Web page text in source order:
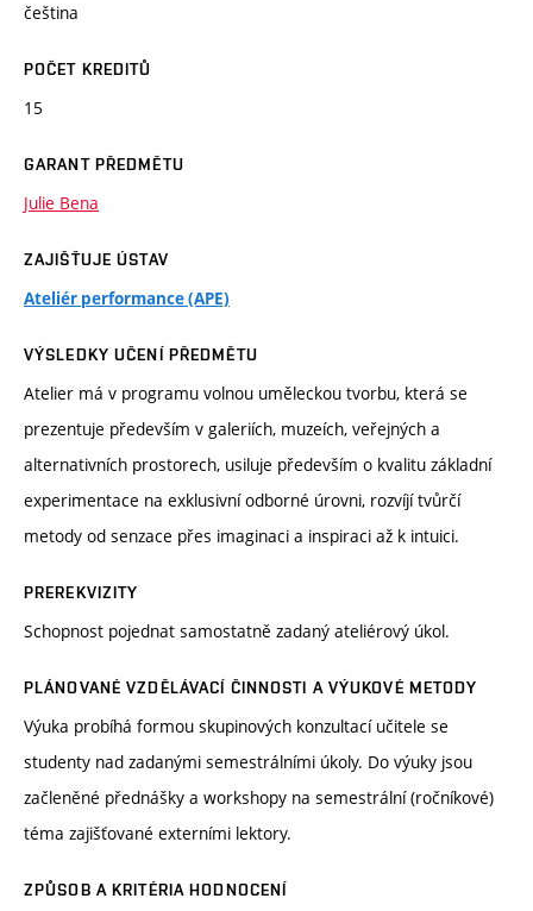
čeština
POČET KREDITŮ
15
GARANT PŘEDMĚTU
Julie Bena
ZAJIŠŤUJE ÚSTAV
Ateliér performance (APE)
VÝSLEDKY UČENÍ PŘEDMĚTU
Atelier má v programu volnou uměleckou tvorbu, která se
prezentuje především v galeriích, muzeích, veřejných a
alternativních prostorech, usiluje především o kvalitu základní
experimentace na exklusivní odborné úrovni, rozvíjí tvůrčí
metody od senzace přes imaginaci a inspiraci až k intuici.
PREREKVIZITY
Schopnost pojednat samostatně zadaný ateliérový úkol.
PLÁNOVANÉ VZDĚLÁVACÍ ČINNOSTI A VÝUKOVÉ METODY
Výuka probíhá formou skupinových konzultací učitele se
studenty nad zadanými semestrálními úkoly. Do výuky jsou
začleněné přednášky a workshopy na semestrální (ročníkové)
téma zajišťované externími lektory.
ZPŮSOB A KRITÉRIA HODNOCENÍ